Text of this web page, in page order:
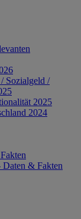
Sozialgeld /
2025
2024
Daten & Fakten